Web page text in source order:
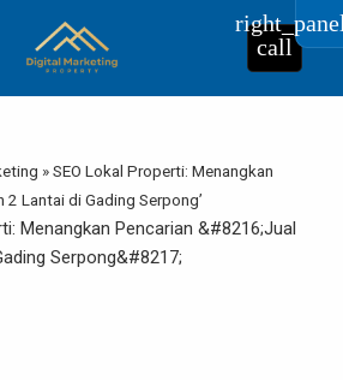
call
»SEO Lokal Properti: Menangkan
2 Lantai di Gading Serpong’